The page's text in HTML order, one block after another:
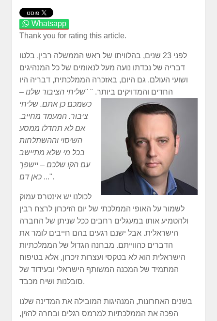
Whatsapp
Thank you for rating this article.
לפני 23 שנים, בהלוויתו של ראש הממשלה רבין, בלטו
דבריה של נכדתו נועה מעל לנאומים של כל המנהיגים
ושועי העולם. גם היום, באזכרה הממלכתית, דבריה היו
החדים והמדויקים ביותר. " "שליחי הציבור שלנו –
כשמכם כן אתם. שליחי
ציבור. המעמד מחייב.
אם לא תחדלו ממסע
השיסוי וההשתלחות
בכל מי שלא מתיישב
עם הקו שלכם – יישפך
כאן דם ...".
לכולנו יש אינטרס עמוק
לשמור על האופי הממלכתי של יום הזיכרון לרצח רבין
ולהטמיע אותו במעגלים רחבים ככל שניתן של החברה
הישראלית. אבל ישנם רגעים בהם חייבים לומר את
הדברים כהווייתם. מבחנה הגדול של הממלכתיות
הישראלית הוא לא בטקסי ועצרות זיכרון, אלא בטיפוח
המתמיד של המכנה המשותף הישראלי ובעידוד של
סובלנות ושיח מכבד.
בשנים האחרונות, המנהיגות המובילה את המדינה שלנו
הפכה את הממלכתיות למרמס רגלים ובחרה להזין,